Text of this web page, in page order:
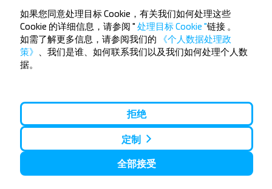
Slutsk
Babruysk
购买
热门目的地从 Mogilev
购买
购买
如果您同意处理目标 Cookie，有关我们如何处理这些
Cookie 的详细信息，请参阅 " 处理目标 Cookie "链接
如需了解更多信息，请参阅我们的
《个人数据处理政
策》
、我们是谁、如何联系我们以及我们如何处理个人数
据。
拒绝
定制
全部接受